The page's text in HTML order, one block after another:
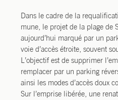
Dans le cadre de la
mune, le pro­jet de la plage de
aujourd’hui mar­qué par un
voie d’accès étroite, sou­vent
L’objectif est de sup­pri­mer
rem­pla­cer par un par­king
ain­si les modes d’accès doux
Sur l’emprise libé­rée, une